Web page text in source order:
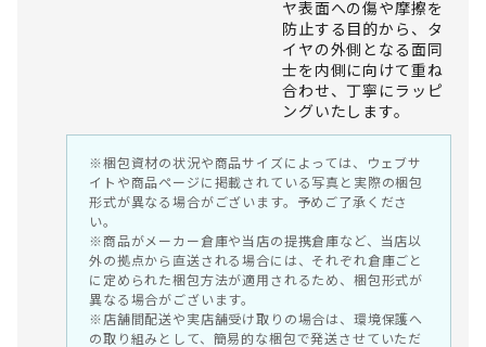
ヤ表面への傷や摩擦を
防止する目的から、タ
イヤの外側となる面同
士を内側に向けて重ね
合わせ、丁寧にラッピ
ングいたします。
※梱包資材の状況や商品サイズによっては、ウェブサ
イトや商品ページに掲載されている写真と実際の梱包
形式が異なる場合がございます。予めご了承くださ
い。
※商品がメーカー倉庫や当店の提携倉庫など、当店以
外の拠点から直送される場合には、それぞれ倉庫ごと
に定められた梱包方法が適用されるため、梱包形式が
異なる場合がございます。
※店舗間配送や実店舗受け取りの場合は、環境保護へ
の取り組みとして、簡易的な梱包で発送させていただ